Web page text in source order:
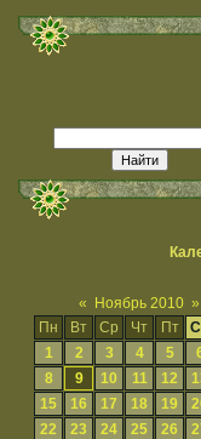
« Ноябрь 2010 »
Пн
Вт Ср Чт Пт
1
2 3 4 5
8
9 10 11 12
15
16 17 18 19
22
23 24 25 26